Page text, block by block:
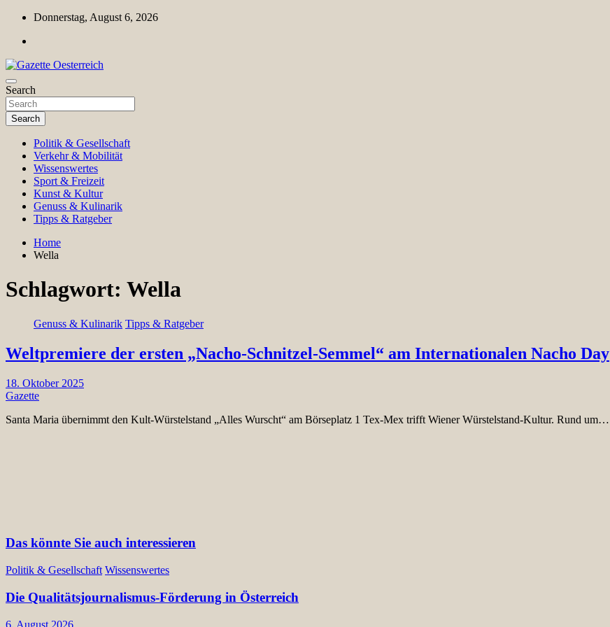
Skip
content
Donnerstag, August 6, 2026
Gazette Oesterreich
Magazin für Freizeit, Politik, Kultur & Wissenschaft
Search
Search
Politik & Gesellschaft
Verkehr & Mobilität
Wissenswertes
Sport & Freizeit
Kunst & Kultur
Genuss & Kulinarik
Tipps & Ratgeber
Home
Wella
Schlagwort: Wella
Genuss & Kulinarik Tipps & Ratgeber
Weltpremiere der ersten „Nacho-Schnitzel-Semmel“ am Internationalen Nacho Day
18. Oktober 2025
Gazette
Santa Maria übernimmt den Kult-Würstelstand „Alles Wurscht“ am Börseplatz 1 Tex-Mex trifft Wiener Würstelstand-Kultur. Rund um…
Das könnte Sie auch interessieren
Politik & Gesellschaft Wissenswertes
Die Qualitätsjournalismus-Förderung in Österreich
6. August 2026